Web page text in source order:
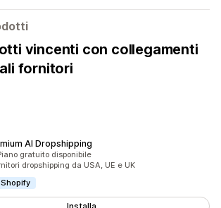
vincenti con collegamenti
fornitori
AI Dropshipping
totaligratuito disponibile
dropshipping da USA, UE e UK